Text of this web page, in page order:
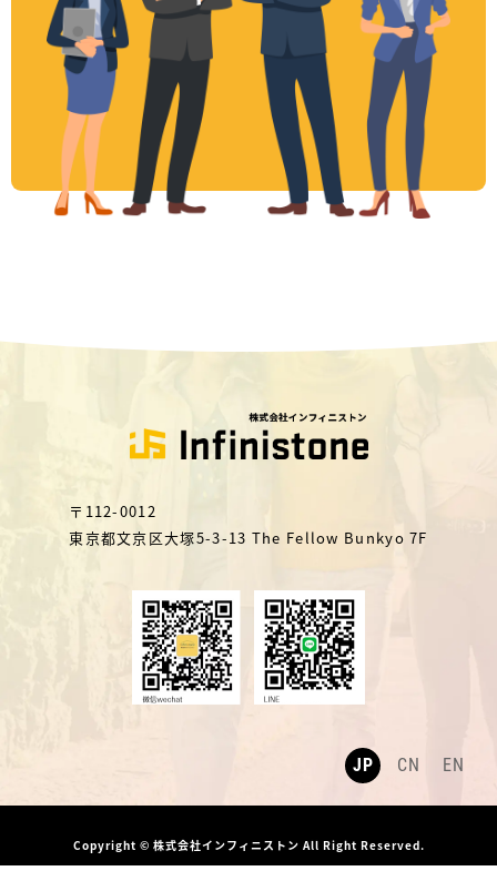
〒112-0012
東京都文京区大塚5-3-13 The Fellow Bunkyo 7F
JP CN EN
Copyright © 株式会社インフィニストン All Right Reserved.